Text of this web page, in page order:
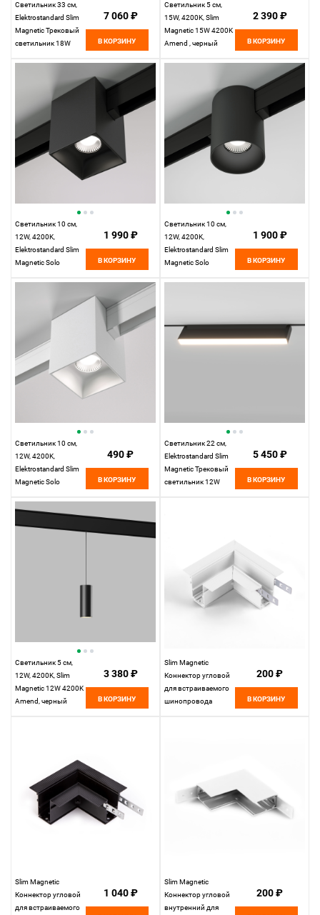
Светильник 33 см,
Elektrostandard Slim
Magnetic Трековый
светильник 18W
7 060 ₽
В КОРЗИНУ
Светильник 5 см,
15W, 4200K, Slim
Magnetic 15W 4200K
Amend , черный
2 390 ₽
В КОРЗИНУ
Светильник 10 см,
12W, 4200K,
Elektrostandard Slim
Magnetic Solo
1 990 ₽
В КОРЗИНУ
Светильник 10 см,
12W, 4200K,
Elektrostandard Slim
Magnetic Solo
1 900 ₽
В КОРЗИНУ
Светильник 10 см,
12W, 4200K,
Elektrostandard Slim
Magnetic Solo
белый
490 ₽
В КОРЗИНУ
Светильник 22 см,
Elektrostandard Slim
Magnetic Трековый
светильник 12W
5 450 ₽
В КОРЗИНУ
Светильник 5 см,
12W, 4200K, Slim
Magnetic 12W 4200K
Amend, черный
3 380 ₽
В КОРЗИНУ
Slim Magnetic
Коннектор угловой
для встраиваемого
шинопровода
200 ₽
В КОРЗИНУ
Slim Magnetic
Коннектор угловой
для встраиваемого
1 040 ₽
Slim Magnetic
Коннектор угловой
внутренний для
200 ₽